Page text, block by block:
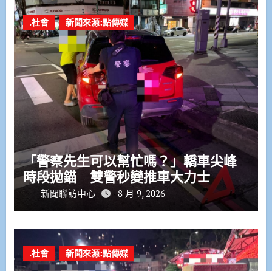
.社會 新聞來源:點傳媒
「警察先生可以幫忙嗎？」轎車尖峰
時段拋錨 雙警秒變推車大力士
新聞聯訪中心 8 月 9, 2026
.社會 新聞來源:點傳媒